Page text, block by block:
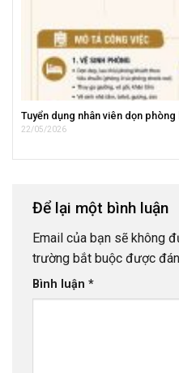
Tuyển dụng nhân viên dọn
22/05/2026
Để lại một bình luận
Email của bạn sẽ không
trường bắt buộc được
Bình luận *